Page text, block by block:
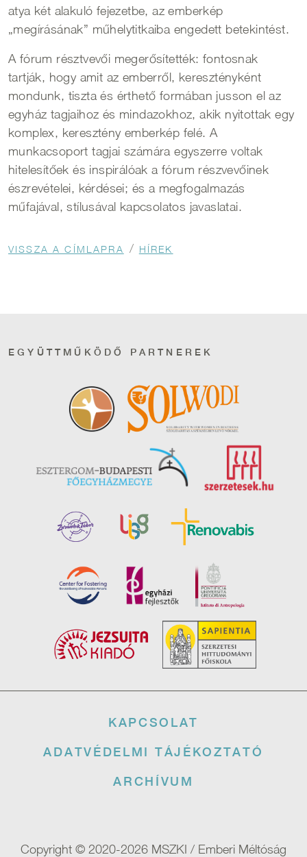
atya két alakuló fejezetbe, az emberkép
„megírásának” műhelytitkaiba engedett betekintést.
A fórum résztvevői megerősítették: fontosnak
tartják, hogy amit az emberről, keresztényként
mondunk, tiszta és érthető formában jusson el az
egyház tagjaihoz és mindazokhoz, akik nyitottak egy
komplex, keresztény emberkép felé. A
munkacsoport tagjai számára egyszerre voltak
hitelesítőek és inspirálóak a fórum részvevőinek
észrevételei, kérdései; és a megfogalmazás
műfajával, stílusával kapcsolatos javaslatai.
Morzsa
VISSZA A CÍMLAPRA HÍREK
EGYÜTTMŰKÖDŐ PARTNEREK
KAPCSOLAT
ADATVÉDELMI TÁJÉKOZTATÓ
ARCHÍVUM
Copyright © 2020-2026 MSZKI / Emberi Méltóság